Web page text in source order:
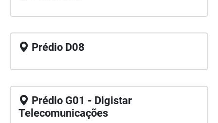
Prédio D08
Prédio G01 - Digistar
Telecomunicações